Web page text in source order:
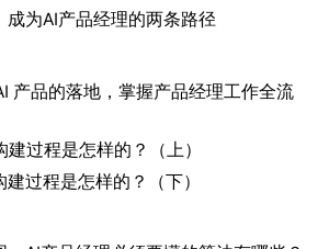
成为AI产品经理的两条路径
产品的落地，掌握产品经理工作全流
过程是怎样的？（上）
过程是怎样的？（下）